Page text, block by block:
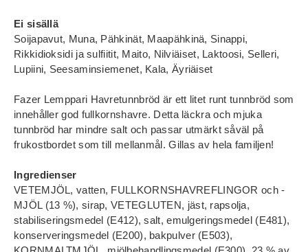
Ei sisällä
Soijapavut, Muna, Pähkinät, Maapähkinä, Sinappi,
Rikkidioksidi ja sulfiitit, Maito, Nilviäiset, Laktoosi, Selleri,
Lupiini, Seesaminsiemenet, Kala, Äyriäiset
Fazer Lemppari Havretunnbröd är ett litet runt tunnbröd som
innehåller god fullkornshavre. Detta läckra och mjuka
tunnbröd har mindre salt och passar utmärkt såväl på
frukostbordet som till mellanmål. Gillas av hela familjen!
Ingredienser
VETEMJÖL, vatten, FULLKORNSHAVREFLINGOR och -
MJÖL (13 %), sirap, VETEGLUTEN, jäst, rapsolja,
stabiliseringsmedel (E412), salt, emulgeringsmedel (E481),
konserveringsmedel (E200), bakpulver (E503),